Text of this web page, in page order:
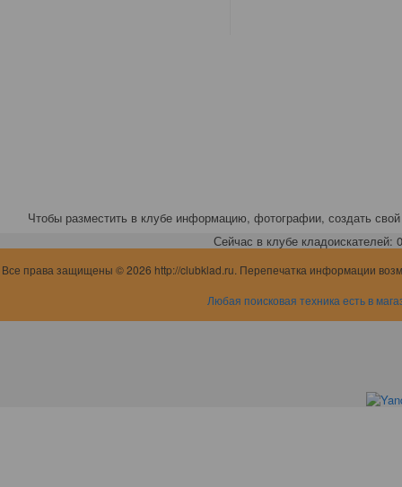
Чтобы разместить в клубе информацию, фотографии, создать свой
Сейчас в клубе кладоискателей:
Все права защищены © 2026 http://clubklad.ru. Перепечатка информации
Любая поисковая техника есть в